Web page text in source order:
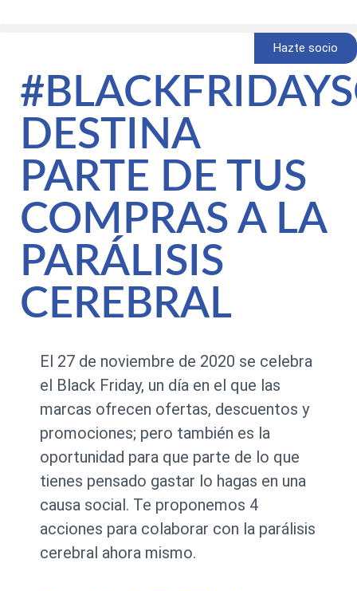
Hazte socio
DESTINA
PARTE DE TUS
COMPRAS A LA
PARÁLISIS
CEREBRAL
El 27 de noviembre de 2020 se celebra
el Black Friday, un día en el que las
marcas ofrecen ofertas, descuentos y
promociones; pero también es la
oportunidad para que parte de lo que
tienes pensado gastar lo hagas en una
causa social. Te proponemos 4
acciones para colaborar con la parálisis
cerebral ahora mismo.